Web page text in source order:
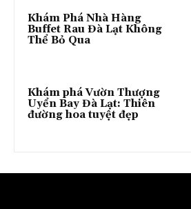
Khám Phá Nhà Hàng
Buffet Rau Đà Lạt Không
Thể Bỏ Qua
Khám phá Vườn Thượng
Uyển Bay Đà Lạt: Thiên
đường hoa tuyệt đẹp